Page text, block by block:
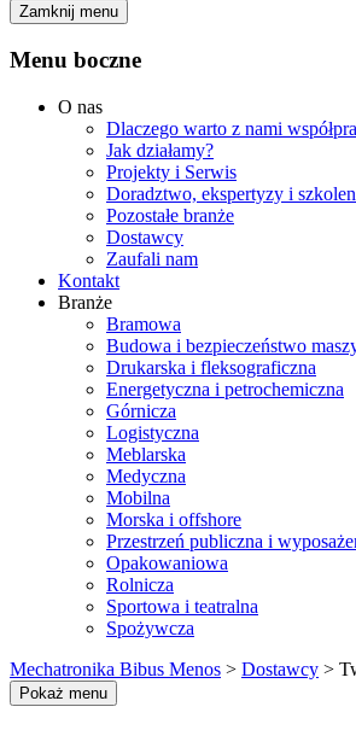
Zamknij menu
Menu boczne
O nas
Dlaczego warto z nami
Jak działamy?
Projekty i Serwis
Doradztwo, ekspertyzy i
Pozostałe branże
Dostawcy
Zaufali nam
Kontakt
Branże
Bramowa
Budowa i bezpieczeństwo
Drukarska i fleksograficzna
Energetyczna i petrochemiczna
Górnicza
Logistyczna
Meblarska
Medyczna
Mobilna
Morska i offshore
Przestrzeń publiczna i
Opakowaniowa
Rolnicza
Sportowa i teatralna
Spożywcza
Mechatronika Bibus Menos > Dostawcy >
Pokaż menu